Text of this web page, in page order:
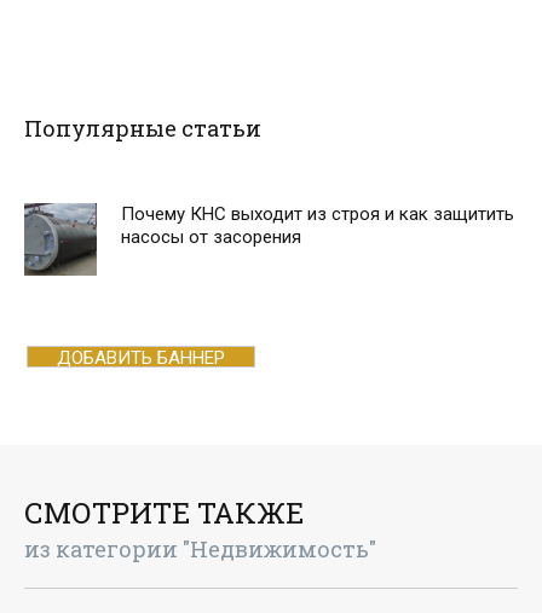
Популярные статьи
Почему КНС выходит из строя и как защитить
насосы от засорения
ДОБАВИТЬ БАННЕР
СМОТРИТЕ ТАКЖЕ
из категории "Недвижимость"